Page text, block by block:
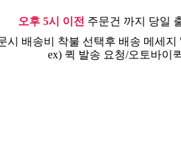
오후 5시 이전 주문건 까지 당일
시 배송비 착불 선택후 배송 메세
ex) 퀵 발송 요청/오토바이